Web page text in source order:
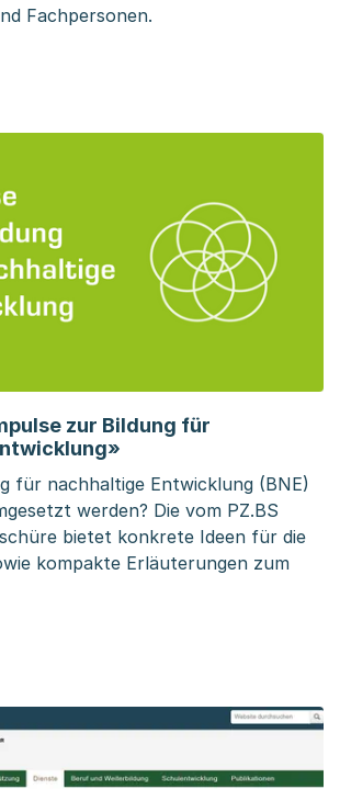
Fachpersonen.
Integrative Schule –
zur Bildung für
für nachhaltige Entwicklung (BNE)
werden? Die vom PZ.BS
bietet konkrete Ideen für die
kompakte Erläuterungen zum
Broschüre «Impulse zur